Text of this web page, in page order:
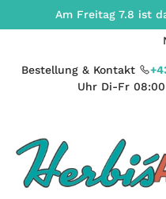
Am Freitag 7.8 ist
Bestellung & Kontakt
Uhr Di-Fr